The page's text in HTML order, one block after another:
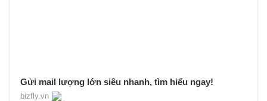
Gửi mail lượng lớn siêu nhanh, tìm hiểu ngay!
bizfly.vn